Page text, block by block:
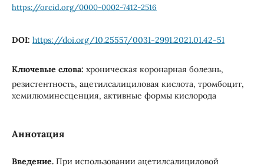
https://orcid.org/0000-0002-7412-2516
DOI: https://doi.org/10.25557/0031-2991.2021.01.42-51
Ключевые слова: хроническая коронарная болезнь,
резистентность, ацетилсалициловая кислота, тромбоцит,
хемилюминесценция, активные формы кислорода
Аннотация
Введение.При использовании ацетилсалициловой